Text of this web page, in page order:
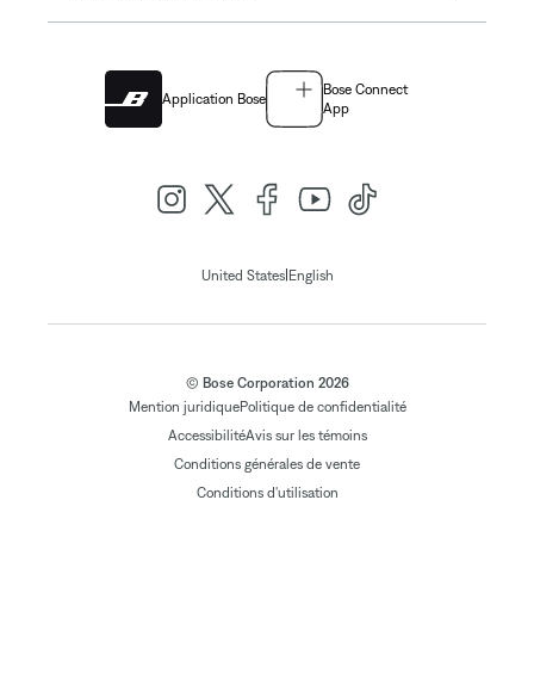
Application Bose
Bose Connect
App
United States| English
© Bose Corporation 2026
Mention juridiquePolitique de confidentialité
AccessibilitéAvis sur les témoins
Conditions générales de vente
Conditions d'utilisation